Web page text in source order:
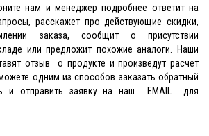
нам и менеджер подробнее ответит на
расскажет про действующие скидки,
заказа, сообщит о присутствии
или предложит похожие аналоги. Наши
отзыв о продукте и произведут расчет
одним из способов заказать обратный
и отправить заявку на наш EMAIL для